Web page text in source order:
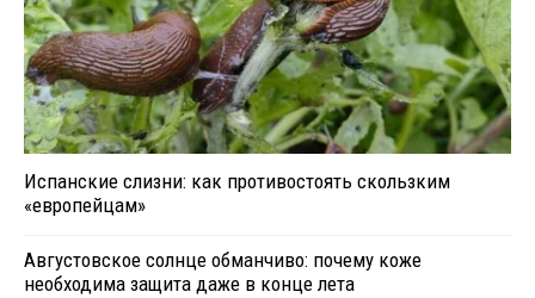
Испанские слизни: как противостоять скользким
«европейцам»
Августовское солнце обманчиво: почему коже
необходима защита даже в конце лета